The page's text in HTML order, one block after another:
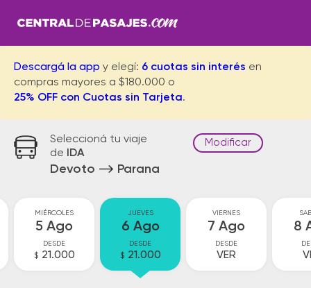
Descargá la app y elegí: 6 cuotas sin interés en
compras mayores a $180.000 o
25% OFF con Cuotas sin Tarjeta.
Seleccioná tu viaje
de
IDA
Devoto Parana
Modificar
MIÉRCOLES
5 Ago
DESDE
$ 21.000
JUEVES
6 Ago
DESDE
$ 21.000
VIERNES
7 Ago
DESDE
VER
8